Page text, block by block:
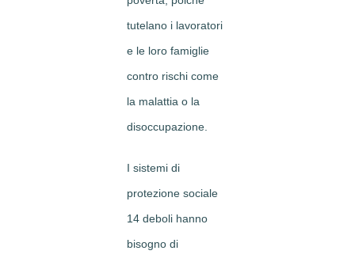
tutelano i lavoratori
e le loro famiglie
contro rischi come
la malattia o la
disoccupazione.
I sistemi di
protezione sociale
14 deboli hanno
bisogno di